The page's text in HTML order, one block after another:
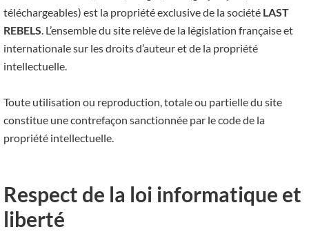
téléchargeables) est la propriété exclusive de la société LAST
REBELS. L’ensemble du site relève de la législation française et
internationale sur les droits d’auteur et de la propriété
intellectuelle.
Toute utilisation ou reproduction, totale ou partielle du site
constitue une contrefaçon sanctionnée par le code de la
propriété intellectuelle.
Respect de la loi informatique et
liberté